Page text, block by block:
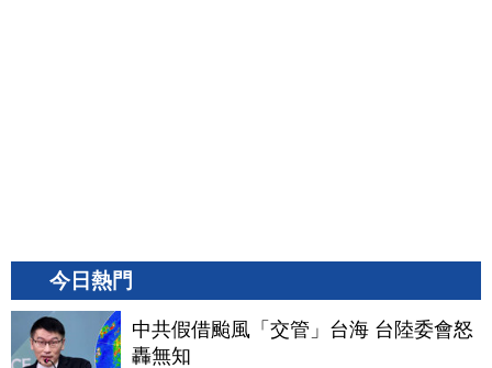
今日熱門
中共假借颱風「交管」台海 台陸委會怒
轟無知